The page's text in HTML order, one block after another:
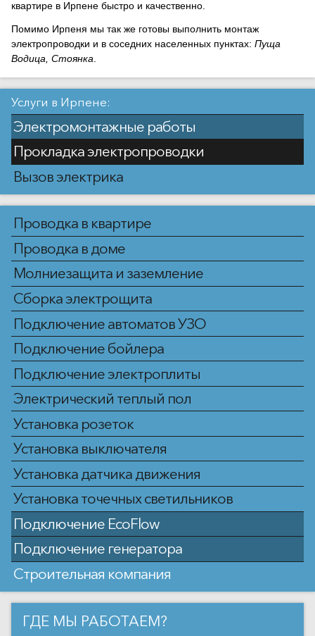
Услуги в Ирпене:
Электромонтажные работы
Прокладка электропроводки
Вызов электрика
Проводка в квартире
Проводка в доме
Молниезащита и заземление
Сборка электрощита
Подключение автоматов УЗО
Подключение бойлера
Подключение электроплиты
Электрический теплый пол
Установка розеток
Установка выключателя
Установка датчика движения
Установка точечных светильников
Подключение EcoFlow
Подключение генератора
Строительная компания
ГДЕ МЫ РАБОТАЕМ?
квартире в Ирпене быстро и качественно.
Помимо Ирпеня мы так же готовы выполнить монтаж
электропроводки и в соседних населенных пунктах: Пуща
Водица, Стоянка